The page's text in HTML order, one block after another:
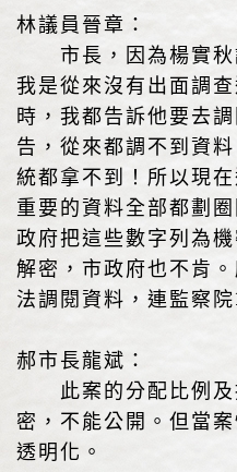
林議員晉章：
市長，因為楊實秋
我是從來沒有出面調
時，我都告訴他要去
告，從來都調不到資
統都拿不到！所以現
重要的資料全部都劃
政府把這些數字列為
解密，市政府也不肯
法調閱資料，連監察
郝市長龍斌：
此案的分配比例及
密，不能公開。但當
透明化。